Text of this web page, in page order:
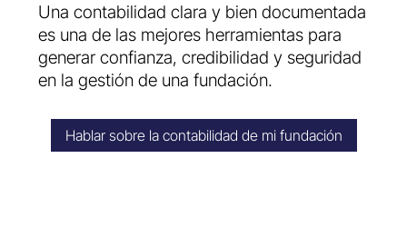
Una contabilidad clara y bien documentada
es una de las mejores herramientas para
generar confianza, credibilidad y seguridad
en la gestión de una fundación.
Hablar sobre la contabilidad de mi fundación